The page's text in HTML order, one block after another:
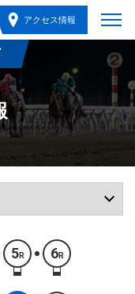
アクセス情報
5R 6R